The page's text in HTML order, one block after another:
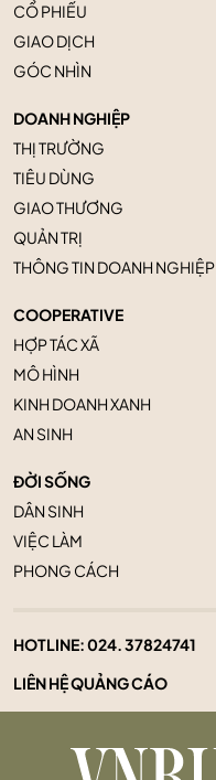
CỔ PHIẾU
GIAO DỊCH
GÓC NHÌN
DOANH NGHIỆP
THỊ TRƯỜNG
TIÊU DÙNG
GIAO THƯƠNG
QUẢN TRỊ
THÔNG TIN DOANH NGHIỆP
COOPERATIVE
HỢP TÁC XÃ
MÔ HÌNH
KINH DOANH XANH
AN SINH
ĐỜI SỐNG
DÂN SINH
VIỆC LÀM
PHONG CÁCH
HOTLINE:024. 37824741
LIÊN HỆ QUẢNG CÁO